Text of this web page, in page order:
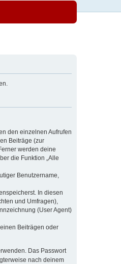
den einzelnen Aufrufen
Beiträge (zur
werden deine
die Funktion „Alle
Benutzername,
In diesen
und Umfragen),
(User Agent)
Beiträgen oder
Das Passwort
nach deinem